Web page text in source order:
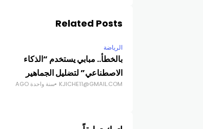
Related Posts
الرياضة
بالخطأ.. مبابي يستخدم “الذكاء
الاصطناعي” لتضليل الجماهير
KJICHE11@GMAIL.COM سنة واحدة AGO